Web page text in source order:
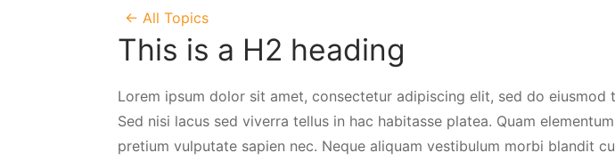
← All Topics
This is a H2 heading
Lorem ipsum dolor sit amet, consectetur adipiscing elit, sed do
Sed nisi lacus sed viverra tellus in hac habitasse platea. Quam
pretium vulputate sapien nec. Neque aliquam vestibulum morbi blandit